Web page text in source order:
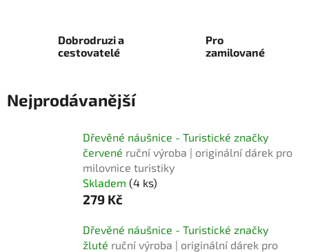
Dobrodruzi a
cestovatelé
Pro
zamilované
Nejprodávanější
Dřevěné náušnice - Turistické značky
červené ruční výroba | originální dárek pro
milovnice turistiky
Skladem (4 ks)
279 Kč
Dřevěné náušnice - Turistické značky
žluté ruční výroba | originální dárek pro